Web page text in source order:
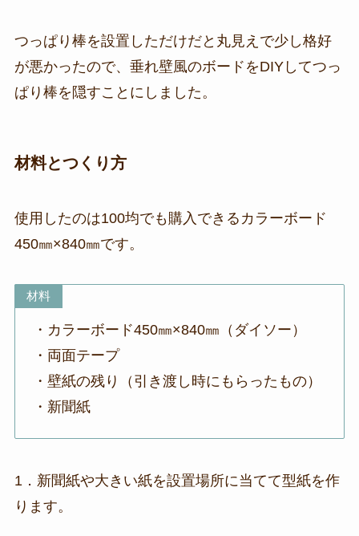
つっぱり棒を設置しただけだと丸見えで少し格好
が悪かったので、垂れ壁風のボードをDIYしてつっ
ぱり棒を隠すことにしました。
材料とつくり方
使用したのは100均でも購入できるカラーボード
450㎜×840㎜です。
材料
・カラーボード450㎜×840㎜（ダイソー）
・両面テープ
・壁紙の残り（引き渡し時にもらったもの）
・新聞紙
1．新聞紙や大きい紙を設置場所に当てて型紙を作
ります。